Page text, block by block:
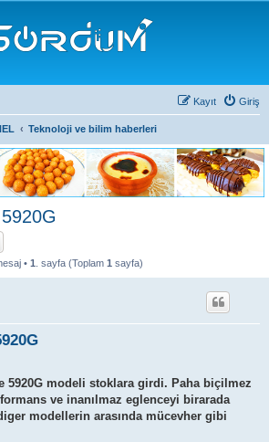
Giriş
Kayıt
Teknoloji ve bilim haberleri
• 1 . sayfa (Toplam 1 sayfa)
5920G modeli stoklara girdi. Paha biçilmez
ve inanılmaz eglenceyi birarada
modellerin arasında mücevher gibi